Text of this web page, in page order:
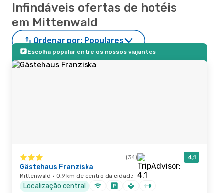
Infindáveis ofertas de hotéis
em Mittenwald
Ordenar por: Populares
Escolha popular entre os nossos viajantes
(34) 4,1
Gästehaus Franziska
Mittenwald · 0,9 km de centro da cidade
Localização central